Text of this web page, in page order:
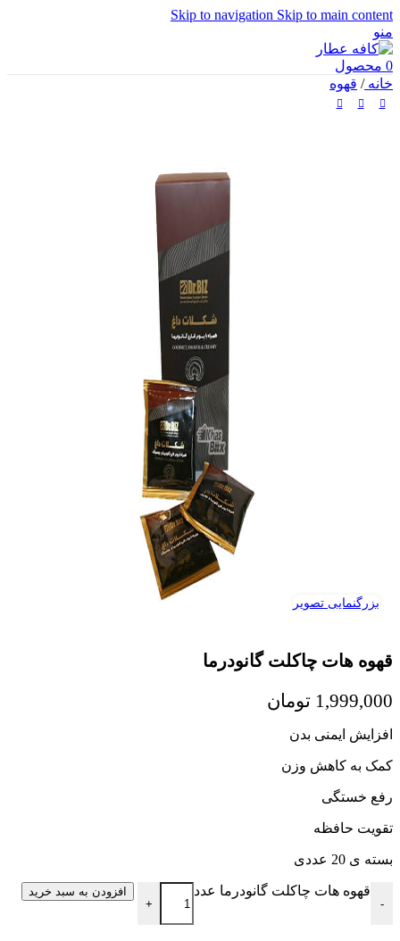
Skip to navigation Skip to main content
منو
0 محصول
خانه/ قهوه
بزرگنمایی تصویر
قهوه هات چاکلت گانودرما
1,999,000 تومان
افزایش ایمنی بدن
کمک به کاهش وزن
رفع خستگی
تقویت حافظه
بسته ی 20 عددی
-
قهوه هات چاکلت گانودرما عدد
+
افزودن به سبد خرید